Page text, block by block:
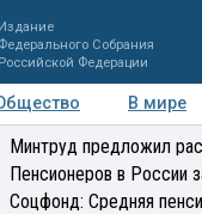
Издание
Федерального Собрания
Российской Федерации
В мире
Регионы
Минтруд предложил
Пенсионеров в России
Соцфонд: Средняя